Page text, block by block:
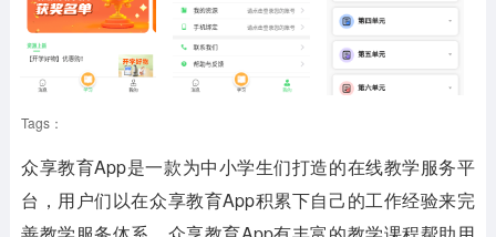
Tags：
众享教育App是一款为中小学生们打造的在线教学服务平
台，用户们以在众享教育App积累下自己的工作经验来完